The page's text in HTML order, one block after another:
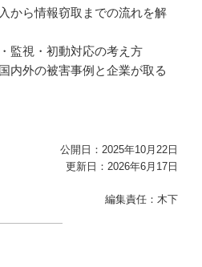
から情報窃取までの流れを解
監視・初動対応の考え方
内外の被害事例と企業が取る
公開日：2025年10月22日
更新日：2026年6月17日
編集責任：木下